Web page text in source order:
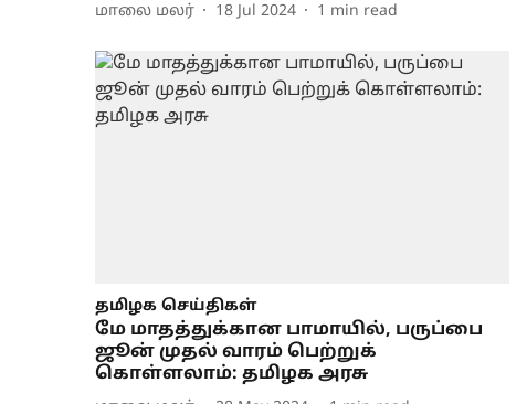
மாலை மலர் 18 Jul 2024 1 min read
தமிழக செய்திகள்
மே மாதத்துக்கான பாமாயில், பருப்பை
ஜூன் முதல் வாரம் பெற்றுக்
கொள்ளலாம்: தமிழக அரசு